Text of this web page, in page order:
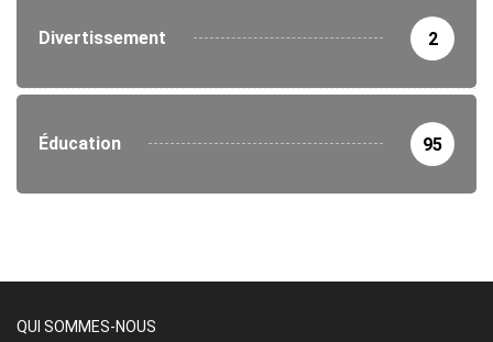
Divertissement 2
Éducation 95
QUI SOMMES-NOUS